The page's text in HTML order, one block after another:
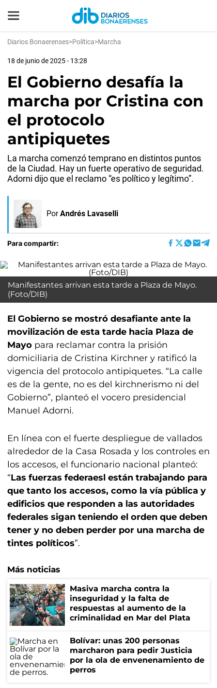
Diarios Bonaerenses>Política>Marcha
18 de junio de 2025 - 13:28
El Gobierno desafía la
marcha por Cristina con
el protocolo
antipiquetes
La marcha comenzó temprano en distintos puntos
de la Ciudad. Hay un fuerte operativo de seguridad.
Adorni dijo que el reclamo “es político y legítimo”.
Por Andrés Lavaselli
Para compartir:
Manifestantes arrivan esta tarde a Plaza de Mayo.
(Foto/DIB)
El Gobierno se mostró desafiante ante la
movilización de esta tarde hacia Plaza de
Mayo para reclamar contra la prisión
domiciliaria de Cristina Kirchner y ratificó la
vigencia del protocolo antipiquetes. “La calle
es de la gente, no es del kirchnerismo ni del
Gobierno”, planteó el vocero presidencial
Manuel Adorni.
En línea con el fuerte despliegue de vallados
alrededor de la Casa Rosada y los controles en
los accesos, el funcionario nacional planteó:
“Las fuerzas federaesl están trabajando para
que tanto los accesos, como la vía pública y
edificios que responden a las autoridades
federales sigan teniendo el orden que deben
tener y no deben perder por una marcha de
tintes políticos”.
Más noticias
Masiva marcha contra la
inseguridad y la falta de
respuestas al aumento de la
criminalidad en Mar del Plata
Bolívar: unas 200 personas
marcharon para pedir Justicia
por la ola de envenenamiento de
perros